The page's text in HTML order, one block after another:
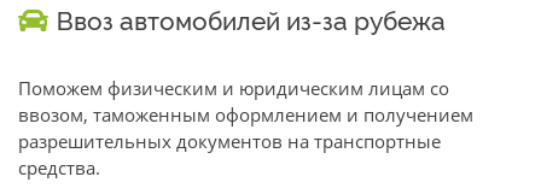
Ввоз автомобилей из-за рубежа
Поможем физическим и юридическим лицам со
ввозом, таможенным оформлением и получением
разрешительных документов на транспортные
средства.